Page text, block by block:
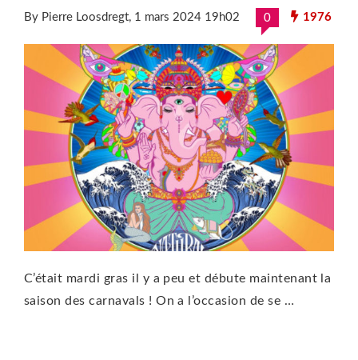
By Pierre Loosdregt, 1 mars 2024 19h02 0 1976
C’était mardi gras il y a peu et débute maintenant la
saison des carnavals ! On a l’occasion de se …